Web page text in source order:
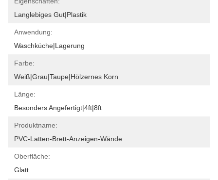
Langlebiges Gut|Plastik
Anwendung:
Waschküche|Lagerung
Farbe:
Weiß|Grau|Taupe|Hölzernes Korn
Länge:
Besonders Angefertigt|4ft|8ft
Produktname:
PVC-Latten-Brett-Anzeigen-Wände
Oberfläche:
Glatt